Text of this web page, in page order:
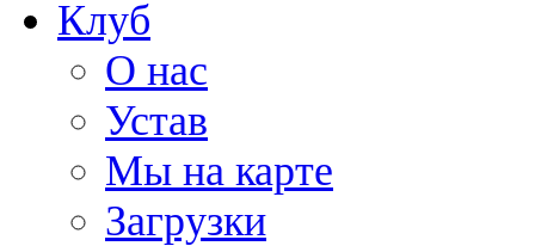
Клуб
О нас
Устав
Мы на карте
Загрузки